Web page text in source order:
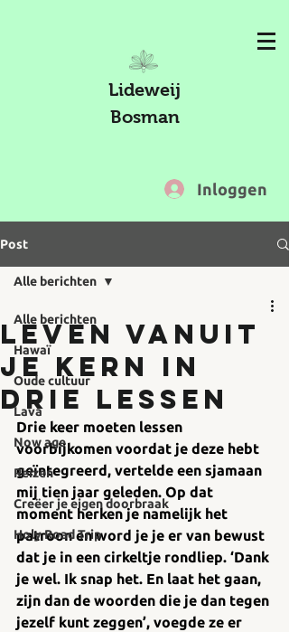
Lideweij
Bosman
Inloggen
Post
Alle berichten
Hawaï
Oude cultuur
Lava
Now age
Reizen
Creëer je eigen doorbraak
Holy Road Trip
Alle berichten
Leven vanuit
je kern in
drie lessen
Drie keer moeten lessen
voorbijkomen voordat je deze hebt
geïntegreerd, vertelde een sjamaan
mij tien jaar geleden. Op dat
moment herken je namelijk het
patroon en word je je er van bewust
dat je in een cirkeltje rondliep. ‘Dank
je wel. Ik snap het. En laat het gaan,
zijn dan de woorden die je dan tegen
jezelf kunt zeggen’, voegde ze er